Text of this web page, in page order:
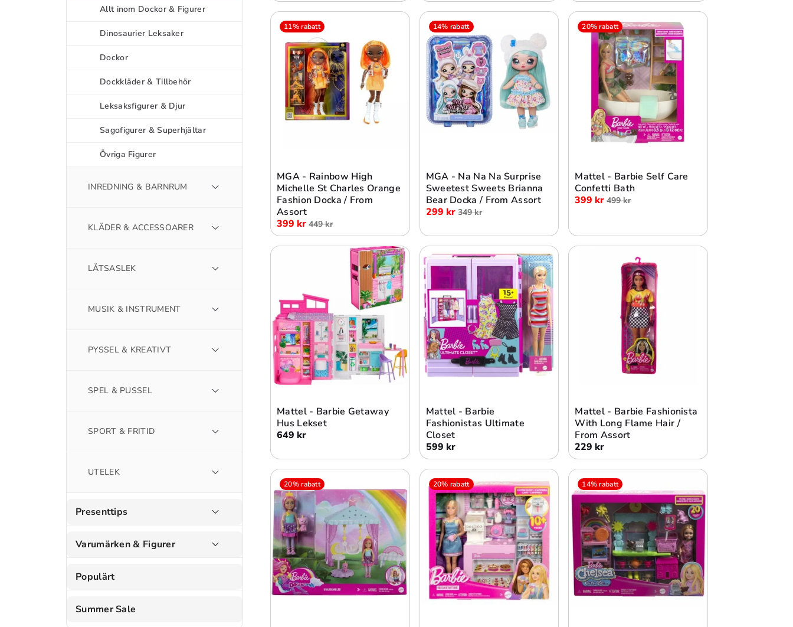
Allt inom Dockor & Figurer
Dinosaurier Leksaker
Dockor
Dockkläder & Tillbehör
Leksaksfigurer & Djur
Sagofigurer & Superhjältar
Övriga Figurer
INREDNING & BARNRUM
KLÄDER & ACCESSOARER
LÅTSASLEK
MUSIK & INSTRUMENT
PYSSEL & KREATIVT
SPEL & PUSSEL
SPORT & FRITID
UTELEK
Presenttips
Varumärken & Figurer
Populärt
Summer Sale
11% rabatt
MGA - Rainbow High
Michelle St Charles Orange
Fashion Docka / From
Assort
399 kr 449 kr
14% rabatt
MGA - Na Na Na Surprise
Sweetest Sweets Brianna
Bear Docka / From Assort
299 kr 349 kr
20% rabatt
Mattel - Barbie Self Care
Confetti Bath
399 kr 499 kr
Mattel - Barbie Getaway
Hus Lekset
649 kr
Lägg i varukorg
Mattel - Barbie
Fashionistas Ultimate
Closet
599 kr
Mattel - Barbie Fashionista
With Long Flame Hair /
From Assort
229 kr
20% rabatt 20% rabatt 14% rabatt